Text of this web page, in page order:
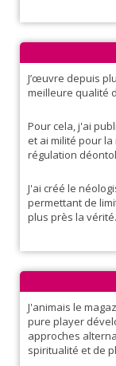
J’œuvre depuis
meilleure qualité
Pour cela, j'ai
et ai milité pour
régulation
J'ai créé le
permettant de
plus près la vérité.
J'animais le
pure player
approches
spiritualité et de